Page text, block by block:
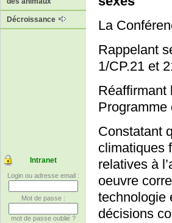
Décroissance
Intranet
Login ou adresse email :
Mot de passe :
mot de passe oublié ?
La
Rappelant
1/CP.21 et
Réaffirmant
Programme
Constatant
climatiques
relatives à
oeuvre
technologie
décisions